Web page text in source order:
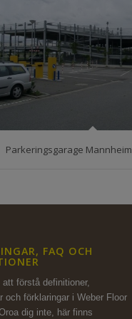
Parkeringsgarage Mannheim
FAQ OCH
att förstå definitioner,
och förklaringar i Weber Floor
dig inte, här finns